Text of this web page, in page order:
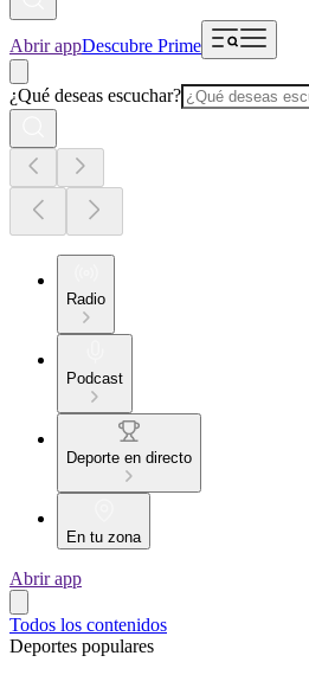
Abrir appDescubre Prime
¿Qué deseas escuchar?
Radio
Podcast
Deporte en directo
En tu zona
Abrir app
Todos los contenidos
Deportes populares